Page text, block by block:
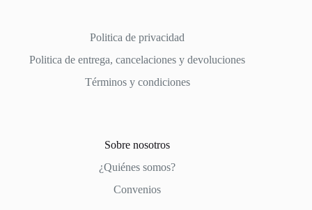
Politica de privacidad
Politica de entrega, cancelaciones y devoluciones
Términos y condiciones
Sobre nosotros
¿Quiénes somos?
Convenios